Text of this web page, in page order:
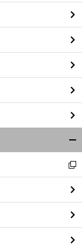
る
閉
る
新
し
い
ウ
ィ
ン
ド